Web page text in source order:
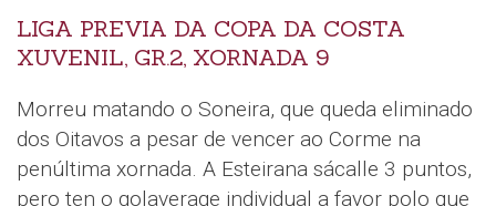
LIGA PREVIA DA COPA DA COSTA
XUVENIL, GR.2, XORNADA 9
Morreu matando o Soneira, que queda eliminado
dos Oitavos a pesar de vencer ao Corme na
penúltima xornada. A Esteirana sácalle 3 puntos,
pero ten o golaverage individual a favor polo que